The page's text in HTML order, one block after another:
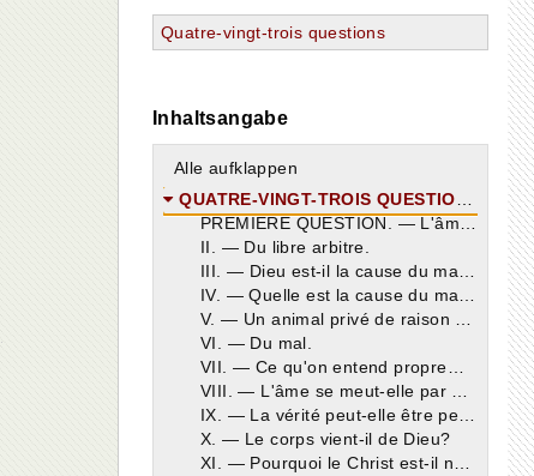
Quatre-vingt-trois questions
Inhaltsangabe
Alle aufklappen
QUATRE-VINGT-TROIS QUESTIONS .
II. — Du libre arbitre.
VI. — Du mal.
X. — Le corps vient-il de Dieu?